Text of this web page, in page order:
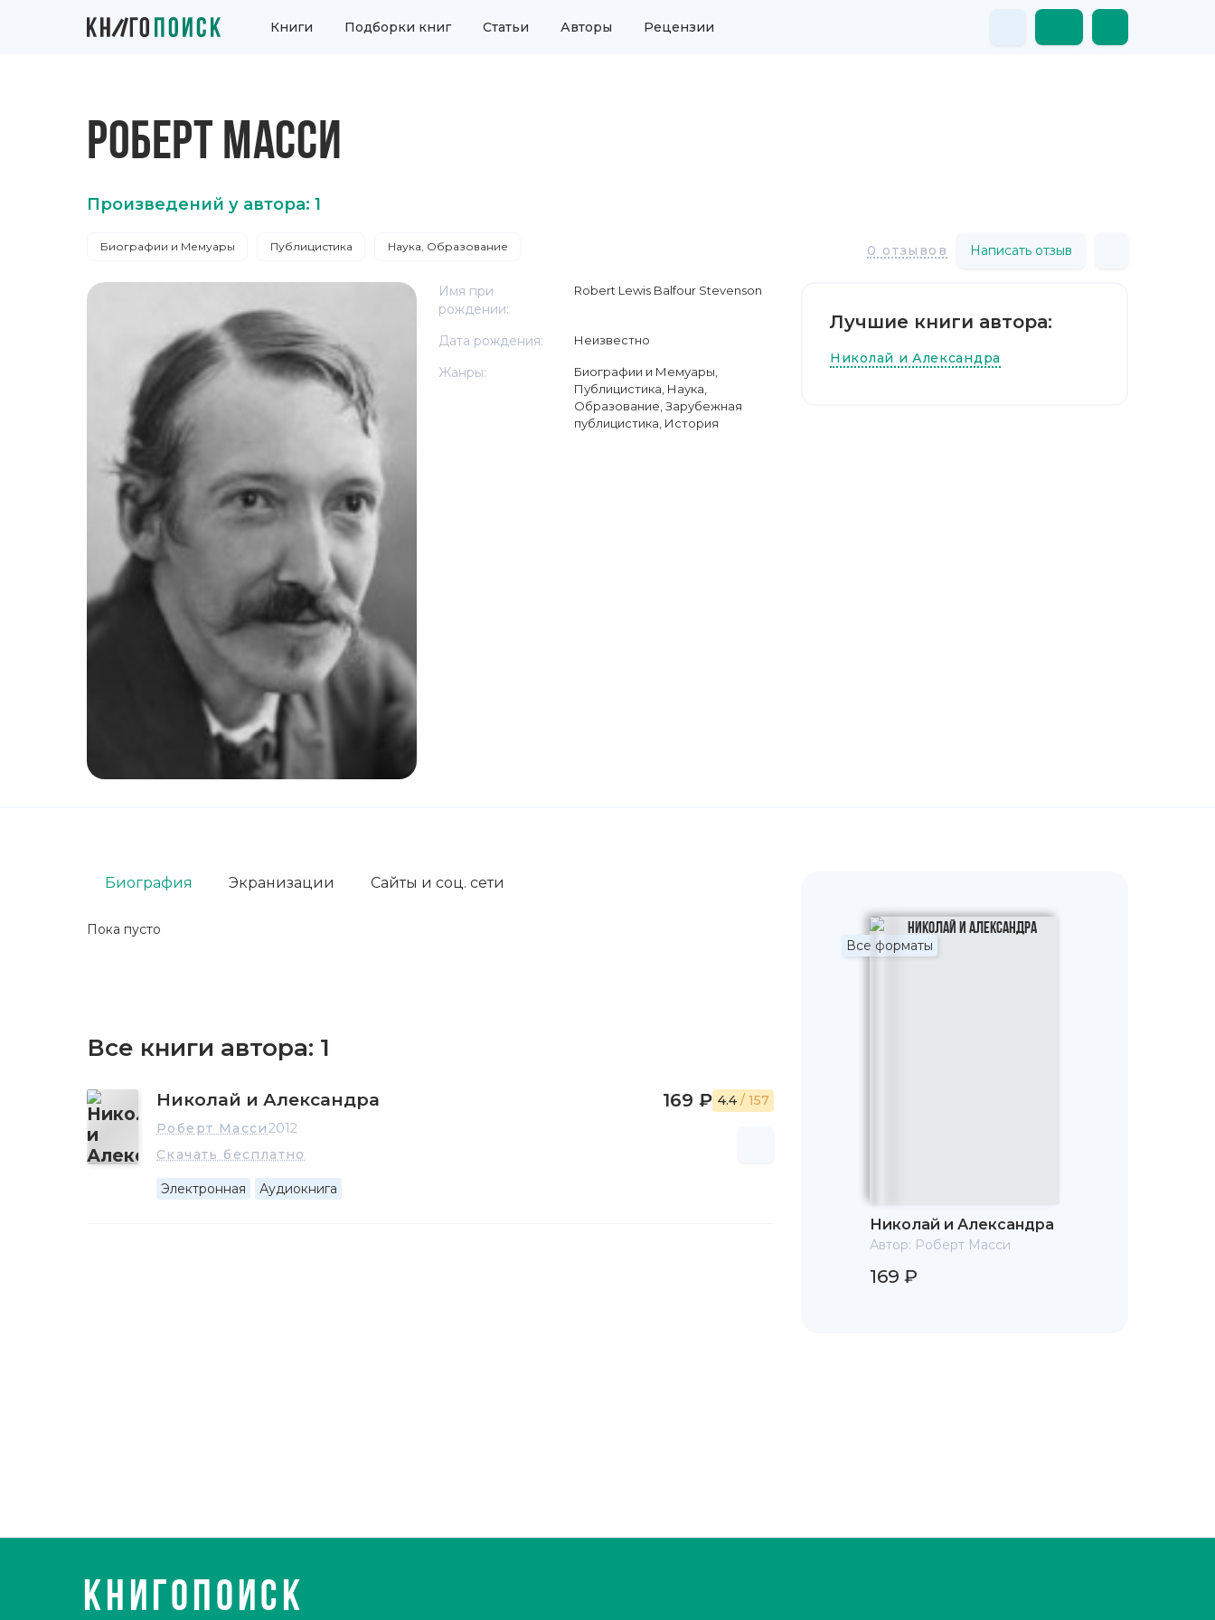
Книги Подборки книг Статьи Авторы Рецензии
РОБЕРТ МАССИ
Произведений у автора: 1
Биографии и Мемуары Публицистика Наука, Образование 0 отзывов Написать отзыв
Имя при
рождении:
Robert Lewis Balfour Stevenson
Дата рождения: Неизвестно
Жанры: Биографии и Мемуары
Публицистика Наука,
Образование Зарубежная
публицистика История
Лучшие книги автора:
Николай и Александра
Пока пусто
Биография Экранизации Сайты и соц. сети
Все книги автора: 1
Николай и Александра
Роберт Масси2012
Скачать бесплатно
Электронная Аудиокнига
169 ₽ 4.4 / 157
Все форматы
Николай и Александра
Автор: Роберт Масси
169 ₽
КНИГОПОИСК